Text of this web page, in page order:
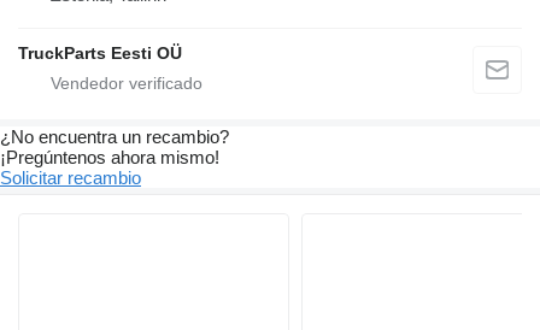
TruckParts Eesti OÜ
¿No encuentra un recambio?
¡Pregúntenos ahora mismo!
Solicitar recambio